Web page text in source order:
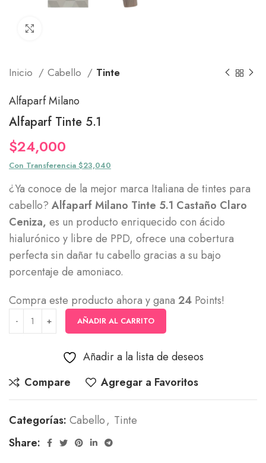
Inicio Cabello Tinte
Alfaparf Milano
Alfaparf Tinte 5.1
$24,000
Con Transferencia $23,040
¿Ya conoce de la mejor marca Italiana de tintes para
cabello? Alfaparf Milano Tinte 5.1 Castaño Claro
Ceniza, es un producto enriquecido con ácido
hialurónico y libre de PPD, ofrece una cobertura
perfecta sin dañar tu cabello gracias a su bajo
porcentaje de amoniaco.
Compra este producto ahora y gana 24 Points!
AÑADIR AL CARRITO
Añadir a la lista de deseos
Compare
Agregar a Favoritos
Categorías: Cabello, Tinte
Share: